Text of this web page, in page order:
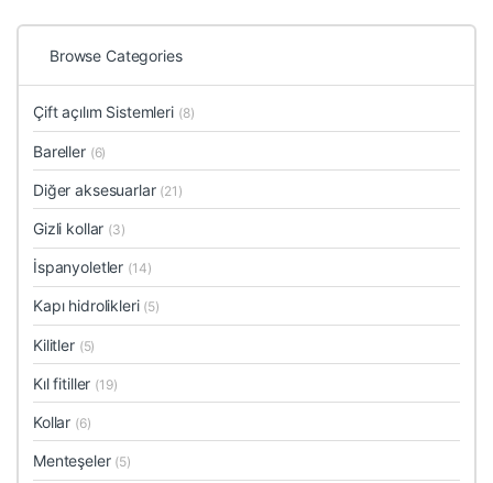
Browse Categories
Çift açılım Sistemleri (8)
Bareller (6)
Diğer aksesuarlar (21)
Gizli kollar (3)
İspanyoletler (14)
Kapı hidrolikleri (5)
Kilitler (5)
Kıl fitiller (19)
Kollar (6)
Menteşeler (5)